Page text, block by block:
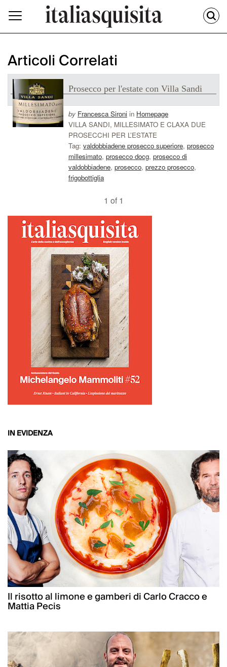
Articoli Correlati
Prosecco per l'estate con Villa Sandi
by Francesca Sironi in Homepage
VILLA SANDI, MILLESIMATO E CLAXA DUE
PROSECCHI PER L’ESTATE
Tag: valdobbiadene prosecco superiore, prosecco
millesimato, prosecco docg, prosecco di
valdobbiadene, prosecco, prezzo prosecco,
frigobottiglia
1 of 1
IN EVIDENZA
Il risotto al limone e gamberi di Carlo Cracco e
Mattia Pecis